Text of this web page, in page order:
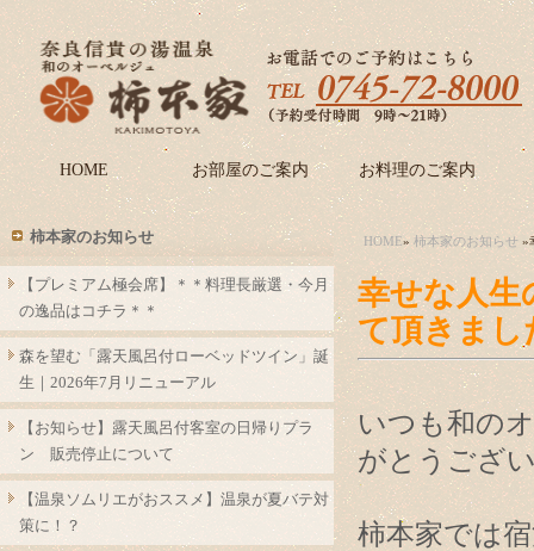
HOME お部屋のご案内 お料理のご案内
HOME»柿本家のお知らせ »
幸せな人
て頂きまし
いつも和の
がとうござ
柿本家では
柿本家のお知らせ
【プレミアム極会席】＊＊料理長厳選・今月
の逸品はコチラ＊＊
森を望む「露天風呂付ローベッドツイン」誕
生｜2026年7月リニューアル
【お知らせ】露天風呂付客室の日帰りプラ
ン 販売停止について
【温泉ソムリエがおススメ】温泉が夏バテ対
策に！？